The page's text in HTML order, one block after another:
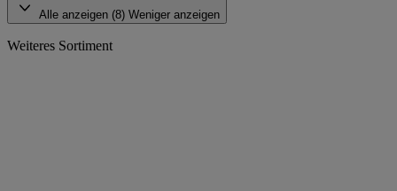
Alle anzeigen (8) Weniger anzeigen
Weiteres Sortiment